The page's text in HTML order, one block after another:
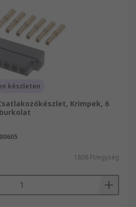
készleten
Krimpek, 6
1808 Ft/egység